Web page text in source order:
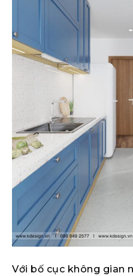
Với bố cục không gian